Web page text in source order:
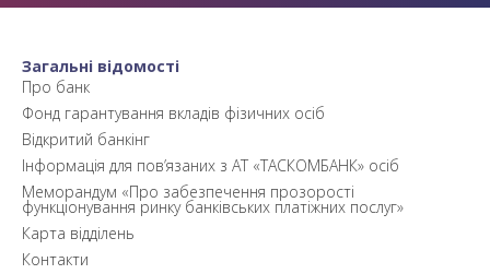
Загальні відомості
Про банк
Фонд гарантування вкладів фізичних осіб
Відкритий банкінг
Інформація для пов’язаних з АТ «ТАСКОМБАНК» осіб
Меморандум «Про забезпечення прозорості
функціонування ринку банківських платіжних послуг»
Карта відділень
Контакти